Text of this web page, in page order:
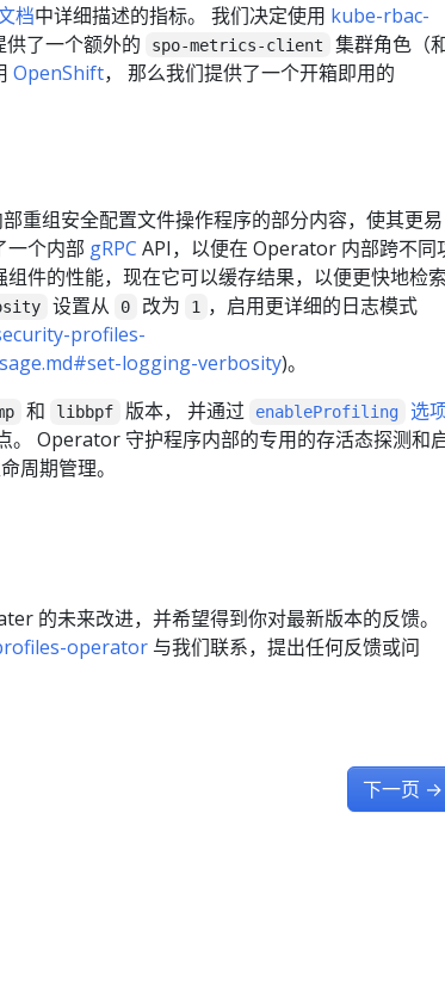
档中详细描述的指标。 我们决定使用 kube-rbac-
了一个额外的 spo-metrics-client
集群角色（
OpenShift， 那么我们提供了一个开箱即用的
重组安全配置文件操作程序的部分内容，使其更易
一个内部 gRPC API，以便在 Operator 内部跨不同
件的性能，现在它可以缓存结果，以便更快地检索
设置从 0 改为 1
，启用更详细的日志模式
profiles-
logging-verbosity)。
和 libbpf 版本， 并通过 enableProfiling
选
。 Operator 守护程序内部的专用的存活态探测和
周期管理。
的未来改进，并希望得到你对最新版本的反馈。
operator 与我们联系，提出任何反馈或问
下一页 →